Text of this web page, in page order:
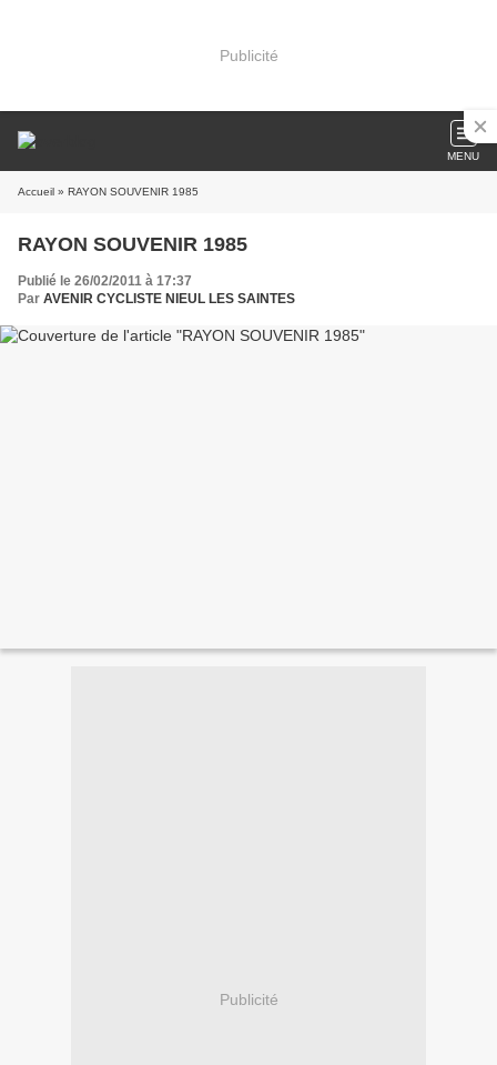
Publicité
MENU
Accueil » RAYON SOUVENIR 1985
RAYON SOUVENIR 1985
Publié le 26/02/2011 à 17:37
Par AVENIR CYCLISTE NIEUL LES SAINTES
Publicité